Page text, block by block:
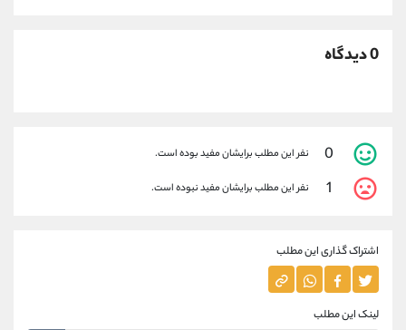
0 دیدگاه
0 نفر این مطلب برایشان مفید بوده است.
1 نفر این مطلب برایشان مفید نبوده است.
اشتراک گذاری این مطلب
لینک این مطلب